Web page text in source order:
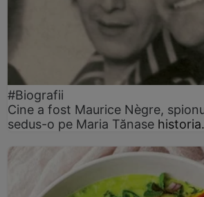
#Biografii
Cine a fost Maurice Nègre,
sedus-o pe Maria Tănase